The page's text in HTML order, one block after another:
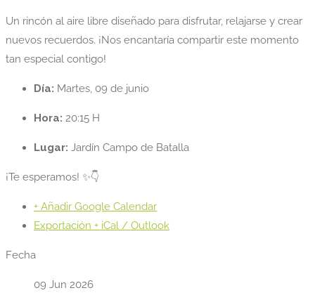
Un rincón al aire libre diseñado para disfrutar, relajarse y crear
nuevos recuerdos. ¡Nos encantaría compartir este momento
tan especial contigo!
Día: Martes, 09 de junio
Hora: 20:15 H
Lugar: Jardín Campo de Batalla
¡Te esperamos! ✨👇
+ Añadir Google Calendar
Exportación + iCal / Outlook
Fecha
09 Jun 2026